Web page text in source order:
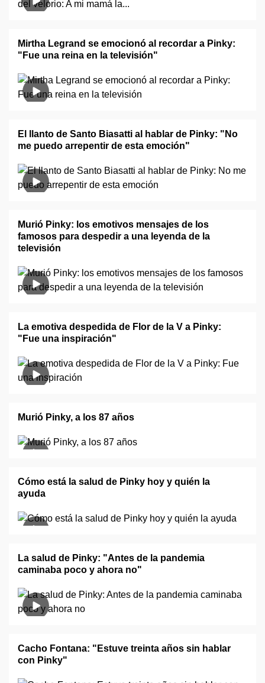
Mirtha Legrand se emocionó al recordar a Pinky:
"Fue una reina en la televisión"
El llanto de Santo Biasatti al hablar de Pinky: "No
me puedo arrepentir de esta emoción"
Murió Pinky: los emotivos mensajes de los
famosos para despedir a una leyenda de la
televisión
La emotiva despedida de Flor de la V a Pinky:
"Fue una inspiración"
Murió Pinky, a los 87 años
Cómo está la salud de Pinky hoy y quién la
ayuda
La salud de Pinky: "Antes de la pandemia
caminaba poco y ahora no"
Cacho Fontana: "Estuve treinta años sin hablar
con Pinky"